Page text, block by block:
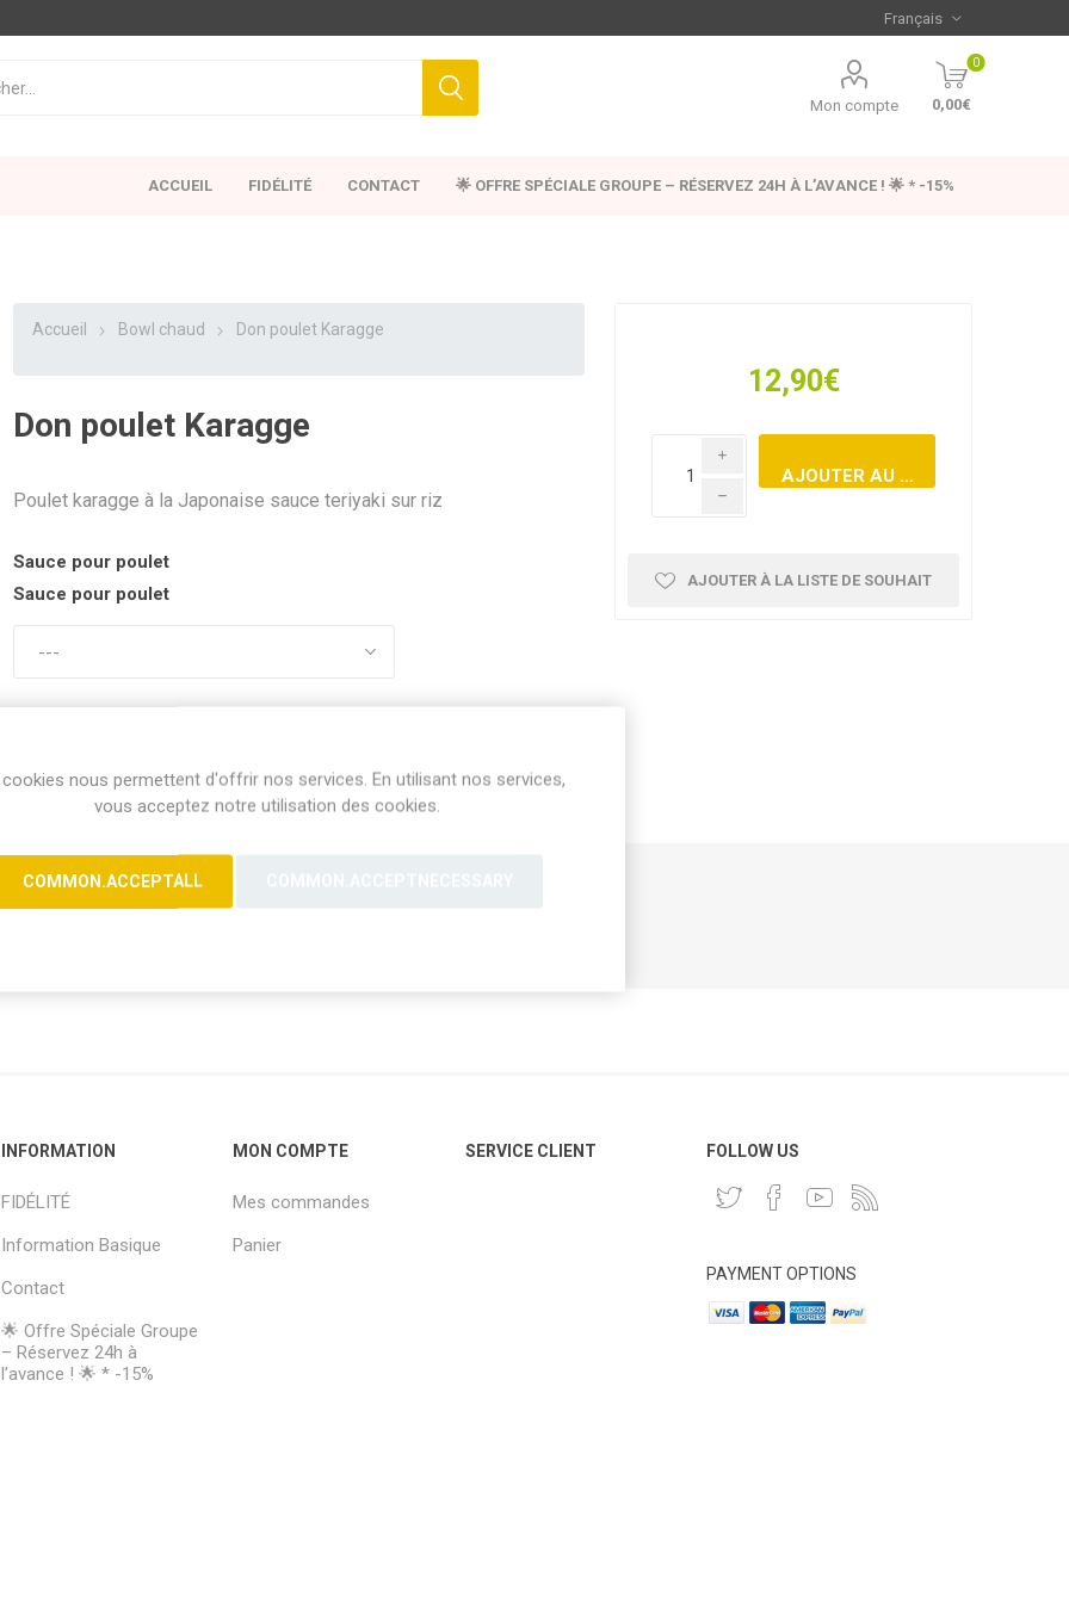
Mon compte
0
0,00€
ACCUEIL FIDÉLITÉ CONTACT 🌟 OFFRE SPÉCIALE GROUPE – RÉSERVEZ 24H À L’AVANCE ! 🌟 * -15%
Accueil Bowl chaud Don poulet Karagge
Don poulet Karagge
Poulet karagge à la Japonaise sauce teriyaki sur riz
Sauce pour poulet
Sauce pour poulet
12,90€
i
h
AJOUTER À LA LISTE DE SOUHAIT
Servir avec un salade choux
INFORMATION
FIDÉLITÉ
Information Basique
Contact
🌟 Offre Spéciale Groupe
– Réservez 24h à
l’avance ! 🌟 * -15%
MON COMPTE
Mes commandes
Panier
SERVICE CLIENT FOLLOW US
PAYMENT OPTIONS
nous permettent d'offrir nos services. En utilisant nos services,
vous acceptez notre utilisation des cookies.
COMMON.ACCEPTALL